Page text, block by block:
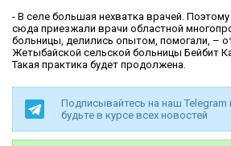
- В селе большая нехватка врачей.
сюда приезжали врачи областной
больницы, делились опытом, помогали, –
Жетыбайской сельской больницы Бейбит
Такая практика будет продолжена.
Подписывайтесь на наш Telegram
будьте в курсе всех новостей